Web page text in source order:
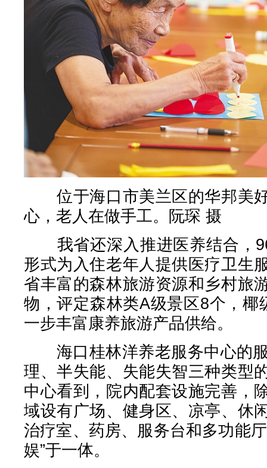
位于海口市美兰区的华邦美
心，老人在做手工。阮琛 摄
我省还深入推进医养结合，
形式为入住老年人提供医疗卫生
省丰富的森林旅游资源和乡村旅
物，评定森林类A级景区8个，椰
一步丰富康养旅游产品供给。
海口桂林洋养老服务中心的服
理、半失能、失能失智三种类型
中心看到，院内配套设施完善，
域设有广场、健身区、凉亭、休
治疗室、药房、服务台和多功能
娱”于一体。